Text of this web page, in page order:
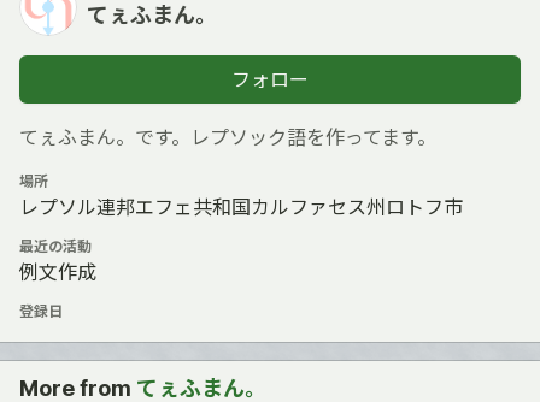
てぇふまん。
フォロー
てぇふまん。です。レプソック語を作ってます。
場所
レプソル連邦エフェ共和国カルファセス州ロトフ市
最近の活動
例文作成
登録日
More from てぇふまん。